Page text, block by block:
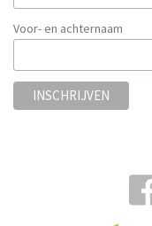
Voor- en achternaam